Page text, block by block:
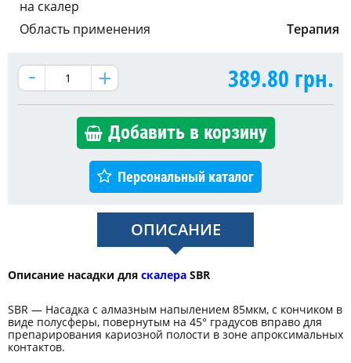
на скалер
Область применения Терапия
389.80 грн.
Добавить в корзину
Персональный каталог
ОПИСАНИЕ
Описание насадки для скалера SBR
SBR — Насадка с алмазным напылением 85мкм, с кончиком в
виде полусферы, повернутым на 45° градусов вправо для
препарирования кариозной полости в зоне апроксимальных
контактов.